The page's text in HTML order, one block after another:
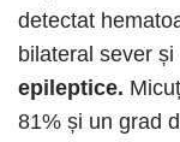
detectat
bilateral sever
epileptice.
81% și un grad